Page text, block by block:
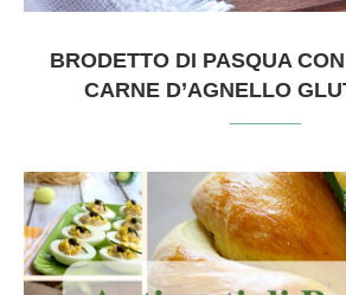
BRODETTO DI PASQUA
CARNE D’AGNELLO